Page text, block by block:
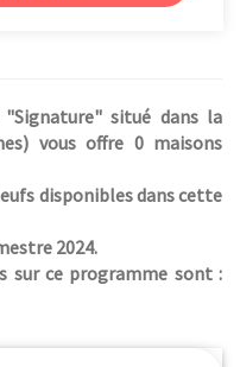
situé dans la
vous offre 0 maisons
disponibles dans cette
2024.
sur ce programme sont :